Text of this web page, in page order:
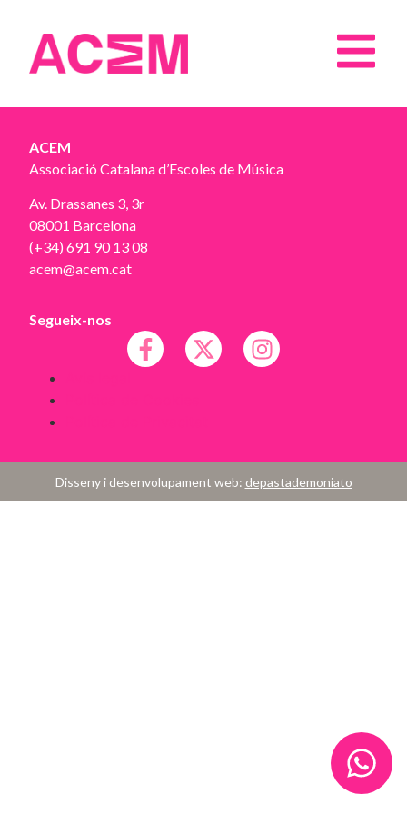
ACEM
Associació Catalana d’Escoles de Música
Av. Drassanes 3, 3r
08001 Barcelona
(+34) 691 90 13 08
acem@acem.cat
Segueix-nos
Disseny i desenvolupament web: depastademoniato